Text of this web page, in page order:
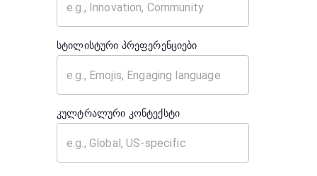
სტილისტური პრეფერენციები
კულტრალური კონტექსტი